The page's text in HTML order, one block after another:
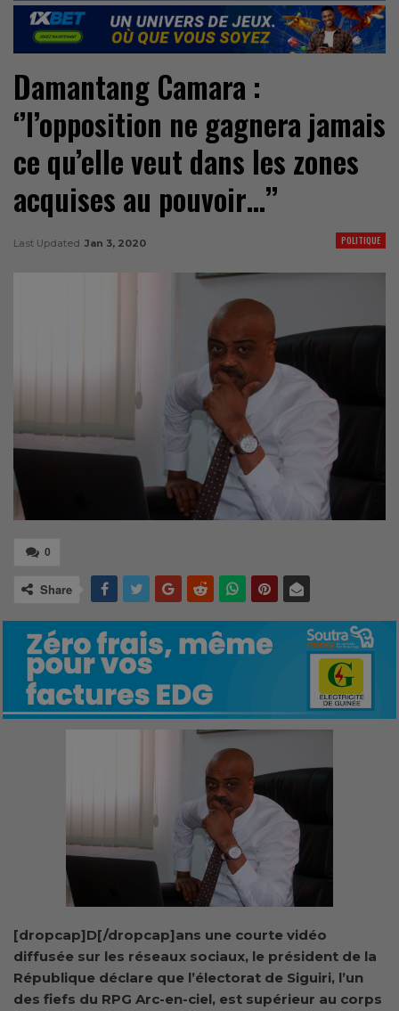
Damantang Camara :
‘’l’opposition ne gagnera jamais
ce qu’elle veut dans les zones
acquises au pouvoir…’’
POLITIQUE
Last Updated Jan 3, 2020
0
Share
[dropcap]D[/dropcap]ans une courte vidéo
diffusée sur les réseaux sociaux, le président de la
République déclare que l’électorat de Siguiri, l’un
des fiefs du RPG Arc-en-ciel, est supérieur au corps